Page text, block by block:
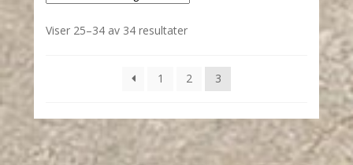
Viser 25–34 av 34 resultater
1 2 3